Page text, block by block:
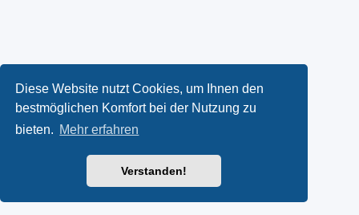
Diese Website nutzt Cookies, um Ihnen den
bestmöglichen Komfort bei der Nutzung zu
bieten. Mehr erfahren
Verstanden!